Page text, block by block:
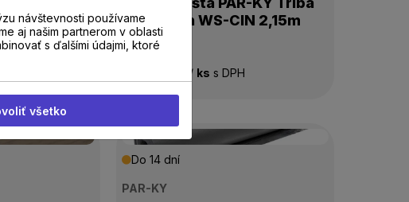
2,15m
Cinnamon WS-CIN 2,15m
/ ks s DPH
Do 14 dní
PAR-KY
návštevnosti používame
aj našim partnerom v oblasti
s ďalšími údajmi, ktoré
všetko